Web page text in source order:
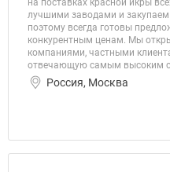
на поставках красной икры
лучшими заводами и
поэтому всегда готовы
конкурентным ценам. Мы
компаниями, частными
отвечающую самым высоким
Россия, Москва